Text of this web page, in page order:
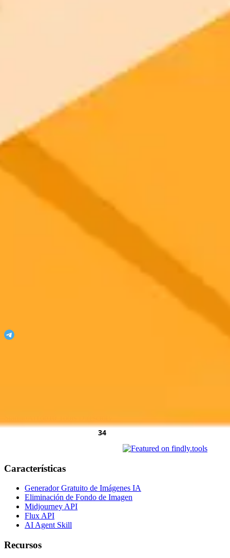
Características
Generador Gratuito de Imágenes IA
Eliminación de Fondo de Imagen
Midjourney API
Flux API
AI Agent Skill
Recursos